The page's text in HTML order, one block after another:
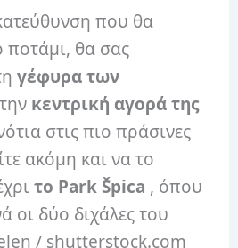
που θα
ποτάμι, θα σας
γέφυρα των
κεντρική αγορά της
στις πιο πράσινες
ακόμη και να το
το Park Špica , όπου
οι δύο διχάλες του
/ shutterstock.com